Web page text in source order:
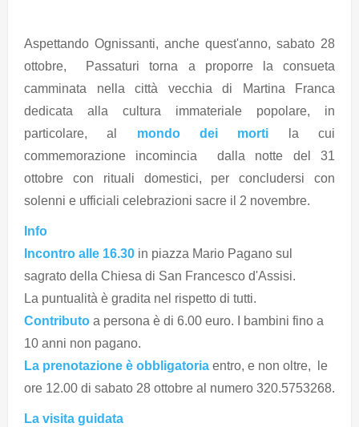
Aspettando Ognissanti, anche quest'anno, sabato 28
ottobre, Passaturi torna a proporre la consueta
camminata nella città vecchia di Martina Franca
dedicata alla cultura immateriale popolare, in
particolare, al mondo dei morti la cui
commemorazione incomincia dalla notte del 31
ottobre con rituali domestici, per concludersi con
solenni e ufficiali celebrazioni sacre il 2 novembre.
Info
Incontro alle 16.30 in piazza Mario Pagano sul
sagrato della Chiesa di San Francesco d'Assisi.
La puntualità è gradita nel rispetto di tutti.
Contributo a persona è di 6.00 euro. I bambini fino a
10 anni non pagano.
La prenotazione è obbligatoria entro, e non oltre, le
ore 12.00 di sabato 28 ottobre al numero 320.5753268.
La visita guidata